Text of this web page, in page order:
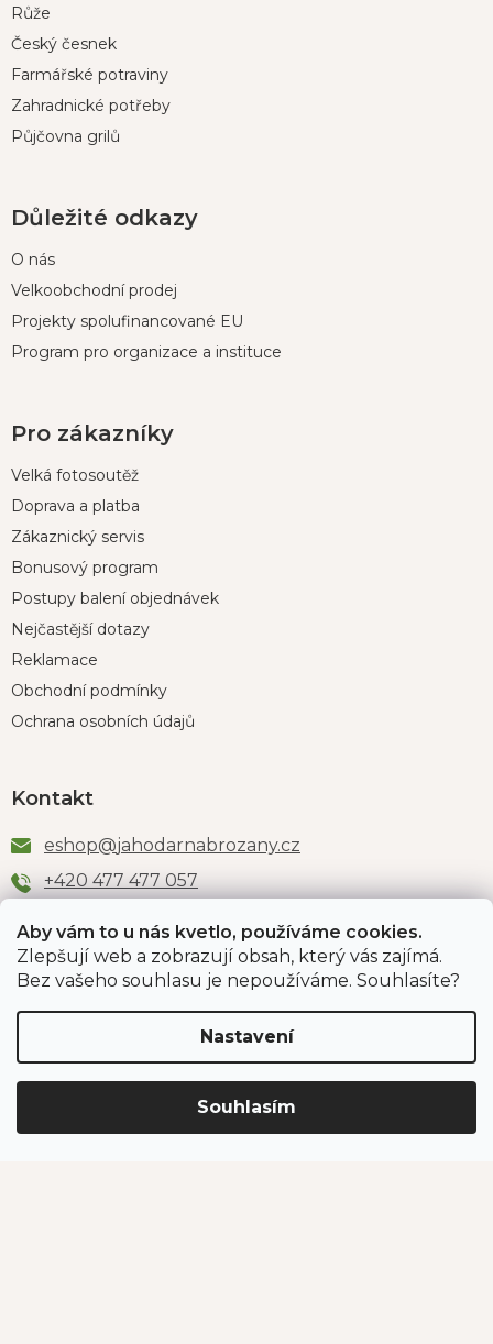
Aby vám to u nás kvetlo, používáme cookies.
Zlepšují web a zobrazují obsah, který vás zajímá.
Bez vašeho souhlasu je nepoužíváme. Souhlasíte?
Nastavení
Souhlasím
Růže
Český česnek
Farmářské potraviny
Zahradnické potřeby
Půjčovna grilů
Důležité odkazy
O nás
Velkoobchodní prodej
Projekty spolufinancované EU
Program pro organizace a instituce
Pro zákazníky
Velká fotosoutěž
Doprava a platba
Zákaznický servis
Bonusový program
Postupy balení objednávek
Nejčastější dotazy
Reklamace
Obchodní podmínky
Ochrana osobních údajů
Kontakt
eshop@jahodarnabrozany.cz
+420 477 477 057
Odběr newsletteru
PŘIHLÁSIT SE